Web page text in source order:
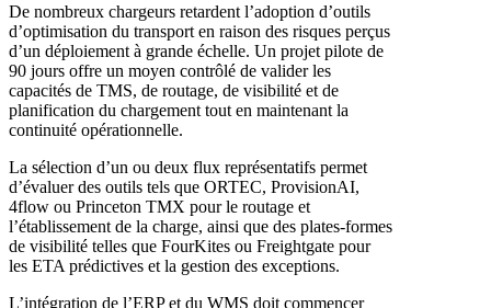
De nombreux chargeurs retardent l’adoption d’outils
d’optimisation du transport en raison des risques perçus
d’un déploiement à grande échelle. Un projet pilote de
90 jours offre un moyen contrôlé de valider les
capacités de TMS, de routage, de visibilité et de
planification du chargement tout en maintenant la
continuité opérationnelle.
La sélection d’un ou deux flux représentatifs permet
d’évaluer des outils tels que ORTEC, ProvisionAI,
4flow ou Princeton TMX pour le routage et
l’établissement de la charge, ainsi que des plates-formes
de visibilité telles que FourKites ou Freightgate pour
les ETA prédictives et la gestion des exceptions.
L’intégration de l’ERP et du WMS doit commencer